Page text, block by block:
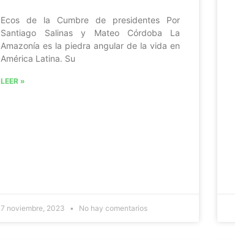
Ecos de la Cumbre de presidentes Por
Santiago Salinas y Mateo Córdoba La
Amazonía es la piedra angular de la vida en
América Latina. Su
LEER »
7 noviembre, 2023 No hay comentarios